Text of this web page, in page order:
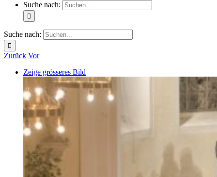
Suche nach:
Suche nach:
Zurück Vor
Zeige grösseres Bild